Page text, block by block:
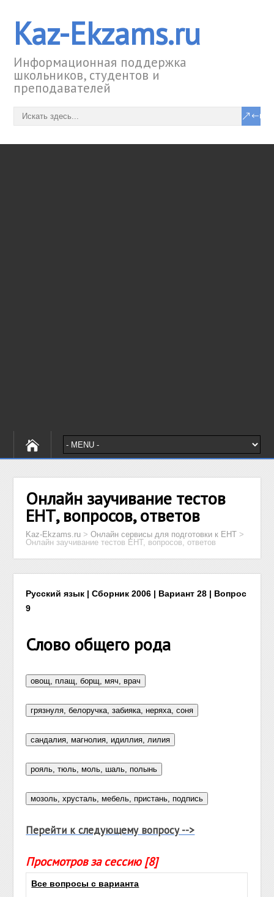
Kaz-Ekzams.ru
Информационная поддержка
школьников, студентов и
преподавателей
Онлайн заучивание тестов
ЕНТ, вопросов, ответов
Kaz-Ekzams.ru >Онлайн сервисы для подготовки к ЕНТ >
Онлайн заучивание тестов ЕНТ, вопросов, ответов
Русский язык | Сборник 2006 | Вариант 28 | Вопрос
9
Слово общего рода
Перейти к следующему вопросу -->
Просмотров за сессию [8]
Все вопросы с варианта